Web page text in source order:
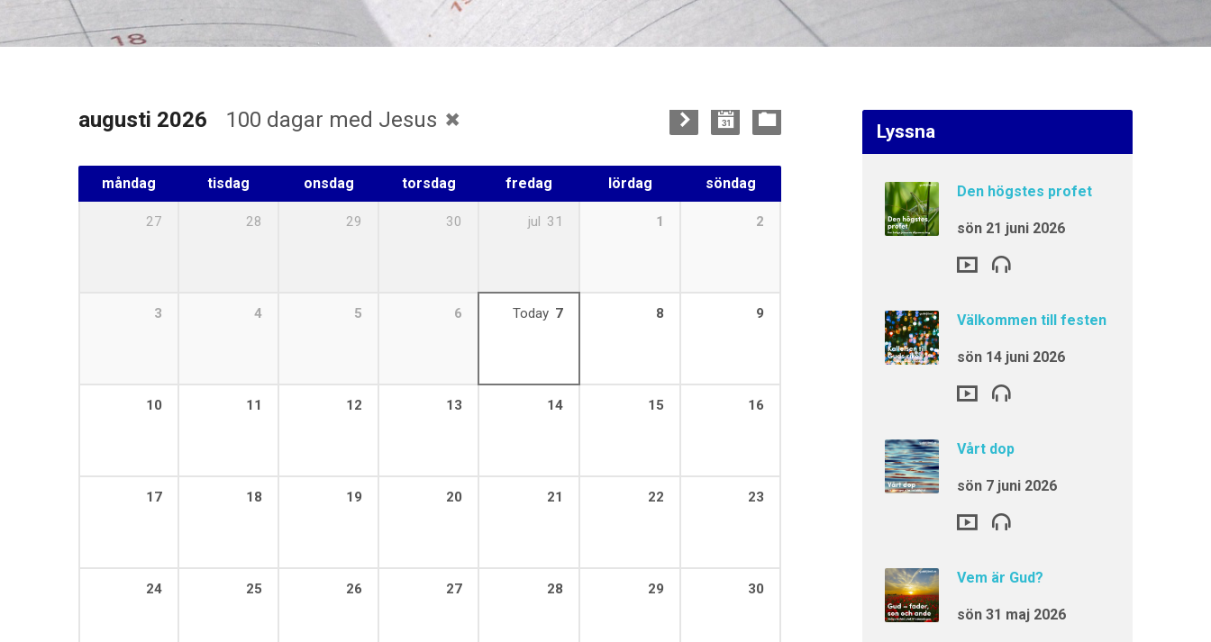
augusti 2026 100 dagar med Jesus
måndag tisdag onsdag torsdag fredag lördag söndag
27 28 29 30 jul 31 1 2
3 4 5 6 Today 7 8 9
10 11 12 13 14 15 16
17 18 19 20 21 22 23
24 25 26 27 28 29 30
Lyssna
Den högstes profet
sön 21 juni 2026
Välkommen till festen
sön 14 juni 2026
Vårt dop
sön 7 juni 2026
Vem är Gud?
sön 31 maj 2026